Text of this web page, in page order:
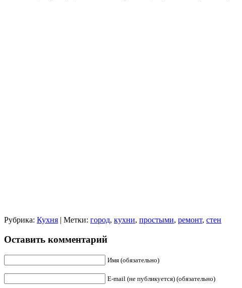
Рубрика: Кухня | Метки: город, кухни, простыми, ремонт, стен
Оставить комментарий
Имя (обязательно)
E-mail (не публикуется) (обязательно)